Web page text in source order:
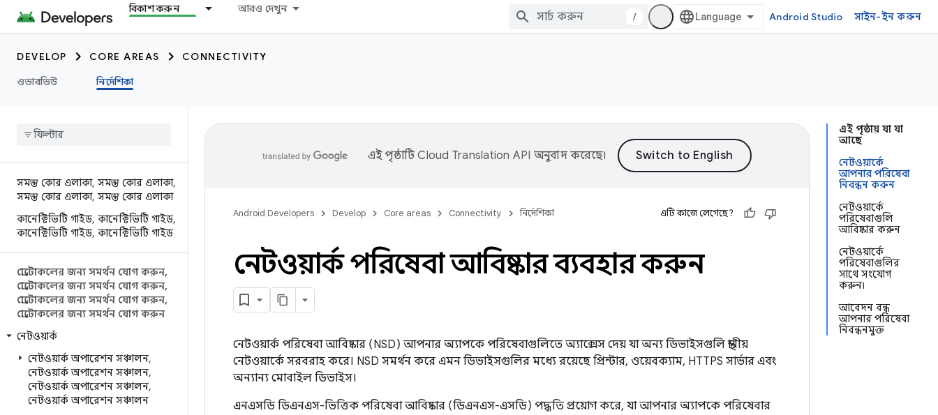
বিকাশ করুন আরও দেখুন
/ Android Studio সাইন-ইন করুন
DEVELOP CORE AREAS
CONNECTIVITY
ওভারভিউ
নির্দেশিকা
সমস্ত কোর এলাকা, সমস্ত কোর এলাকা,
সমস্ত কোর এলাকা, সমস্ত কোর এলাকা
কানেক্টিভিটি গাইড, কানেক্টিভিটি গাইড,
কানেক্টিভিটি গাইড, কানেক্টিভিটি গাইড
প্রোটোকলের জন্য সমর্থন যোগ করুন,
প্রোটোকলের জন্য সমর্থন যোগ করুন,
প্রোটোকলের জন্য সমর্থন যোগ করুন,
প্রোটোকলের জন্য সমর্থন যোগ করুন
নেটওয়ার্ক
নেটওয়ার্ক অপারেশন সঞ্চালন,
নেটওয়ার্ক অপারেশন সঞ্চালন,
নেটওয়ার্ক অপারেশন সঞ্চালন,
নেটওয়ার্ক অপারেশন সঞ্চালন
এই পৃষ্ঠায় যা যা
আছে
নেটওয়ার্কে
আপনার পরিষেবা
নিবন্ধন করুন
নেটওয়ার্কে
পরিষেবাগুলি
আবিষ্কার করুন
নেটওয়ার্কে
পরিষেবাগুলির
সাথে সংযোগ
করুন৷
আবেদন বন্ধ
আপনার পরিষেবা
নিবন্ধনমুক্ত
এই পৃষ্ঠাটিCloud Translation API অনুবাদ করেছে।
Android Developers Develop Core areas Connectivity নির্দেশিকা এটি কাজে লেগেছে?
নেটওয়ার্ক পরিষেবা আবিষ্কার ব্যবহার করুন
নেটওয়ার্ক পরিষেবা আবিষ্কার (NSD) আপনার অ্যাপকে পরিষেবাগুলিতে অ্যাক্সেস দেয় যা অন্য ডিভাইসগুলি স্থানীয়
নেটওয়ার্কে সরবরাহ করে। NSD সমর্থন করে এমন ডিভাইসগুলির মধ্যে রয়েছে প্রিন্টার, ওয়েবক্যাম, HTTPS সার্ভার এবং
অন্যান্য মোবাইল ডিভাইস।
এনএসডি ডিএনএস-ভিত্তিক পরিষেবা আবিষ্কার (ডিএনএস-এসডি) পদ্ধতি প্রয়োগ করে, যা আপনার অ্যাপকে পরিষেবার